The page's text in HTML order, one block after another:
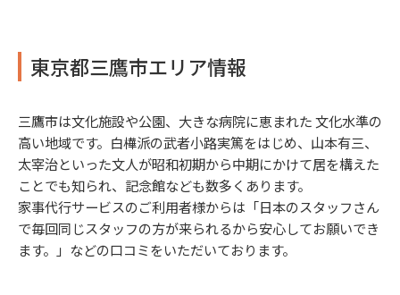
東京都三鷹市エリア情報
三鷹市は文化施設や公園、大きな病院に恵まれた 文化水準の
高い地域です。白樺派の武者小路実篤をはじめ、山本有三、
太宰治といった文人が昭和初期から中期にかけて居を構えた
ことでも知られ、記念館なども数多くあります。
家事代行サービスのご利用者様からは「日本のスタッフさん
で毎回同じスタッフの方が来られるから安心してお願いでき
ます。」などの口コミをいただいております。